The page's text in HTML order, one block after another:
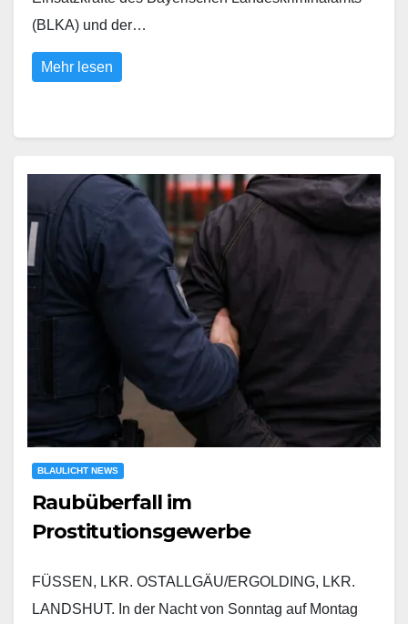
(BLKA) und der…
Mehr lesen
BLAULICHT NEWS
Raubüberfall im
Prostitutionsgewerbe
FÜSSEN, LKR. OSTALLGÄU/ERGOLDING, LKR.
LANDSHUT. In der Nacht von Sonntag auf Montag